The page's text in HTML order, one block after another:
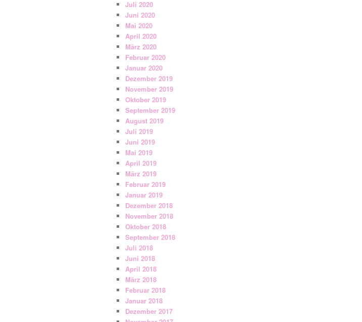
Juli 2020
Juni 2020
Mai 2020
April 2020
März 2020
Februar 2020
Januar 2020
Dezember 2019
November 2019
Oktober 2019
September 2019
August 2019
Juli 2019
Juni 2019
Mai 2019
April 2019
März 2019
Februar 2019
Januar 2019
Dezember 2018
November 2018
Oktober 2018
September 2018
Juli 2018
Juni 2018
April 2018
März 2018
Februar 2018
Januar 2018
Dezember 2017